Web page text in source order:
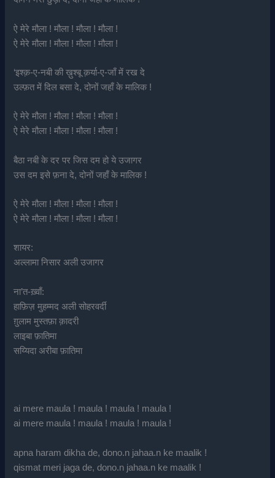
ऐ मेरे मौला ! मौला ! मौला ! मौला !
ऐ मेरे मौला ! मौला ! मौला ! मौला !
‘इश्क़-ए-नबी की ख़ुश्बू क़र्या-ए-जाँ में रख दे
उल्फ़त में दिल बसा दे, दोनों जहाँ के मालिक !
ऐ मेरे मौला ! मौला ! मौला ! मौला !
ऐ मेरे मौला ! मौला ! मौला ! मौला !
बैठा नबी के दर पर जिस दम हो ये उजागर
उस दम इसे फ़ना दे, दोनों जहाँ के मालिक !
ऐ मेरे मौला ! मौला ! मौला ! मौला !
ऐ मेरे मौला ! मौला ! मौला ! मौला !
शायर:
अल्लामा निसार अली उजागर
ना’त-ख़्वाँ:
हाफ़िज़ मुहम्मद अली सोहरवर्दी
ग़ुलाम मुस्तफ़ा क़ादरी
लाइबा फ़ातिमा
सय्यिदा अरीबा फ़ातिमा
ai mere maula ! maula ! maula ! maula !
ai mere maula ! maula ! maula ! maula !
apna haram dikha de, dono.n jahaa.n ke maalik !
qismat meri jaga de, dono.n jahaa.n ke maalik !